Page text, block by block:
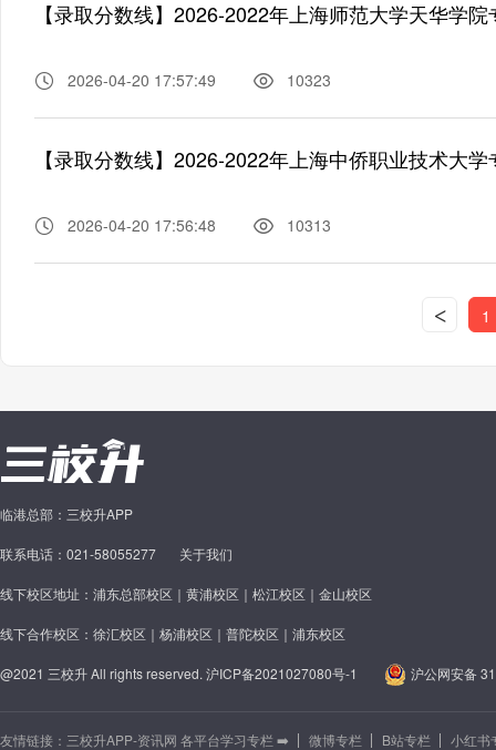
【录取分数线】2026-2022年上海师范大学天华学院
2026-04-20 17:57:49 10323
【录取分数线】2026-2022年上海中侨职业技术大学
2026-04-20 17:56:48 10313
< 1
临港总部：三校升APP
联系电话：021-58055277 关于我们
线下校区地址：浦东总部校区｜黄浦校区｜松江校区｜金山校区
线下合作校区：徐汇校区｜杨浦校区｜普陀校区｜浦东校区
@2021 三校升 All rights reserved. 沪ICP备2021027080号-1 沪公网安备
友情链接： 三校升APP-资讯网 各平台学习专栏 ➡️ 微博专栏 B站专栏 小红书